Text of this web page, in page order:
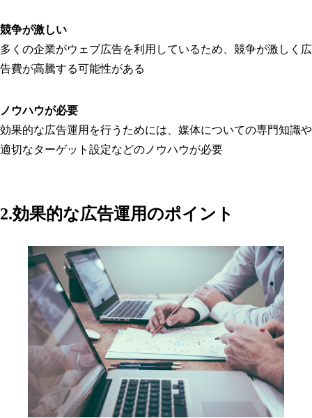
競争が激しい
多くの企業がウェブ広告を利用しているため、競争が激しく広
告費が高騰する可能性がある
ノウハウが必要
効果的な広告運用を行うためには、媒体についての専門知識や
適切なターゲット設定などのノウハウが必要
2.効果的な広告運用のポイント